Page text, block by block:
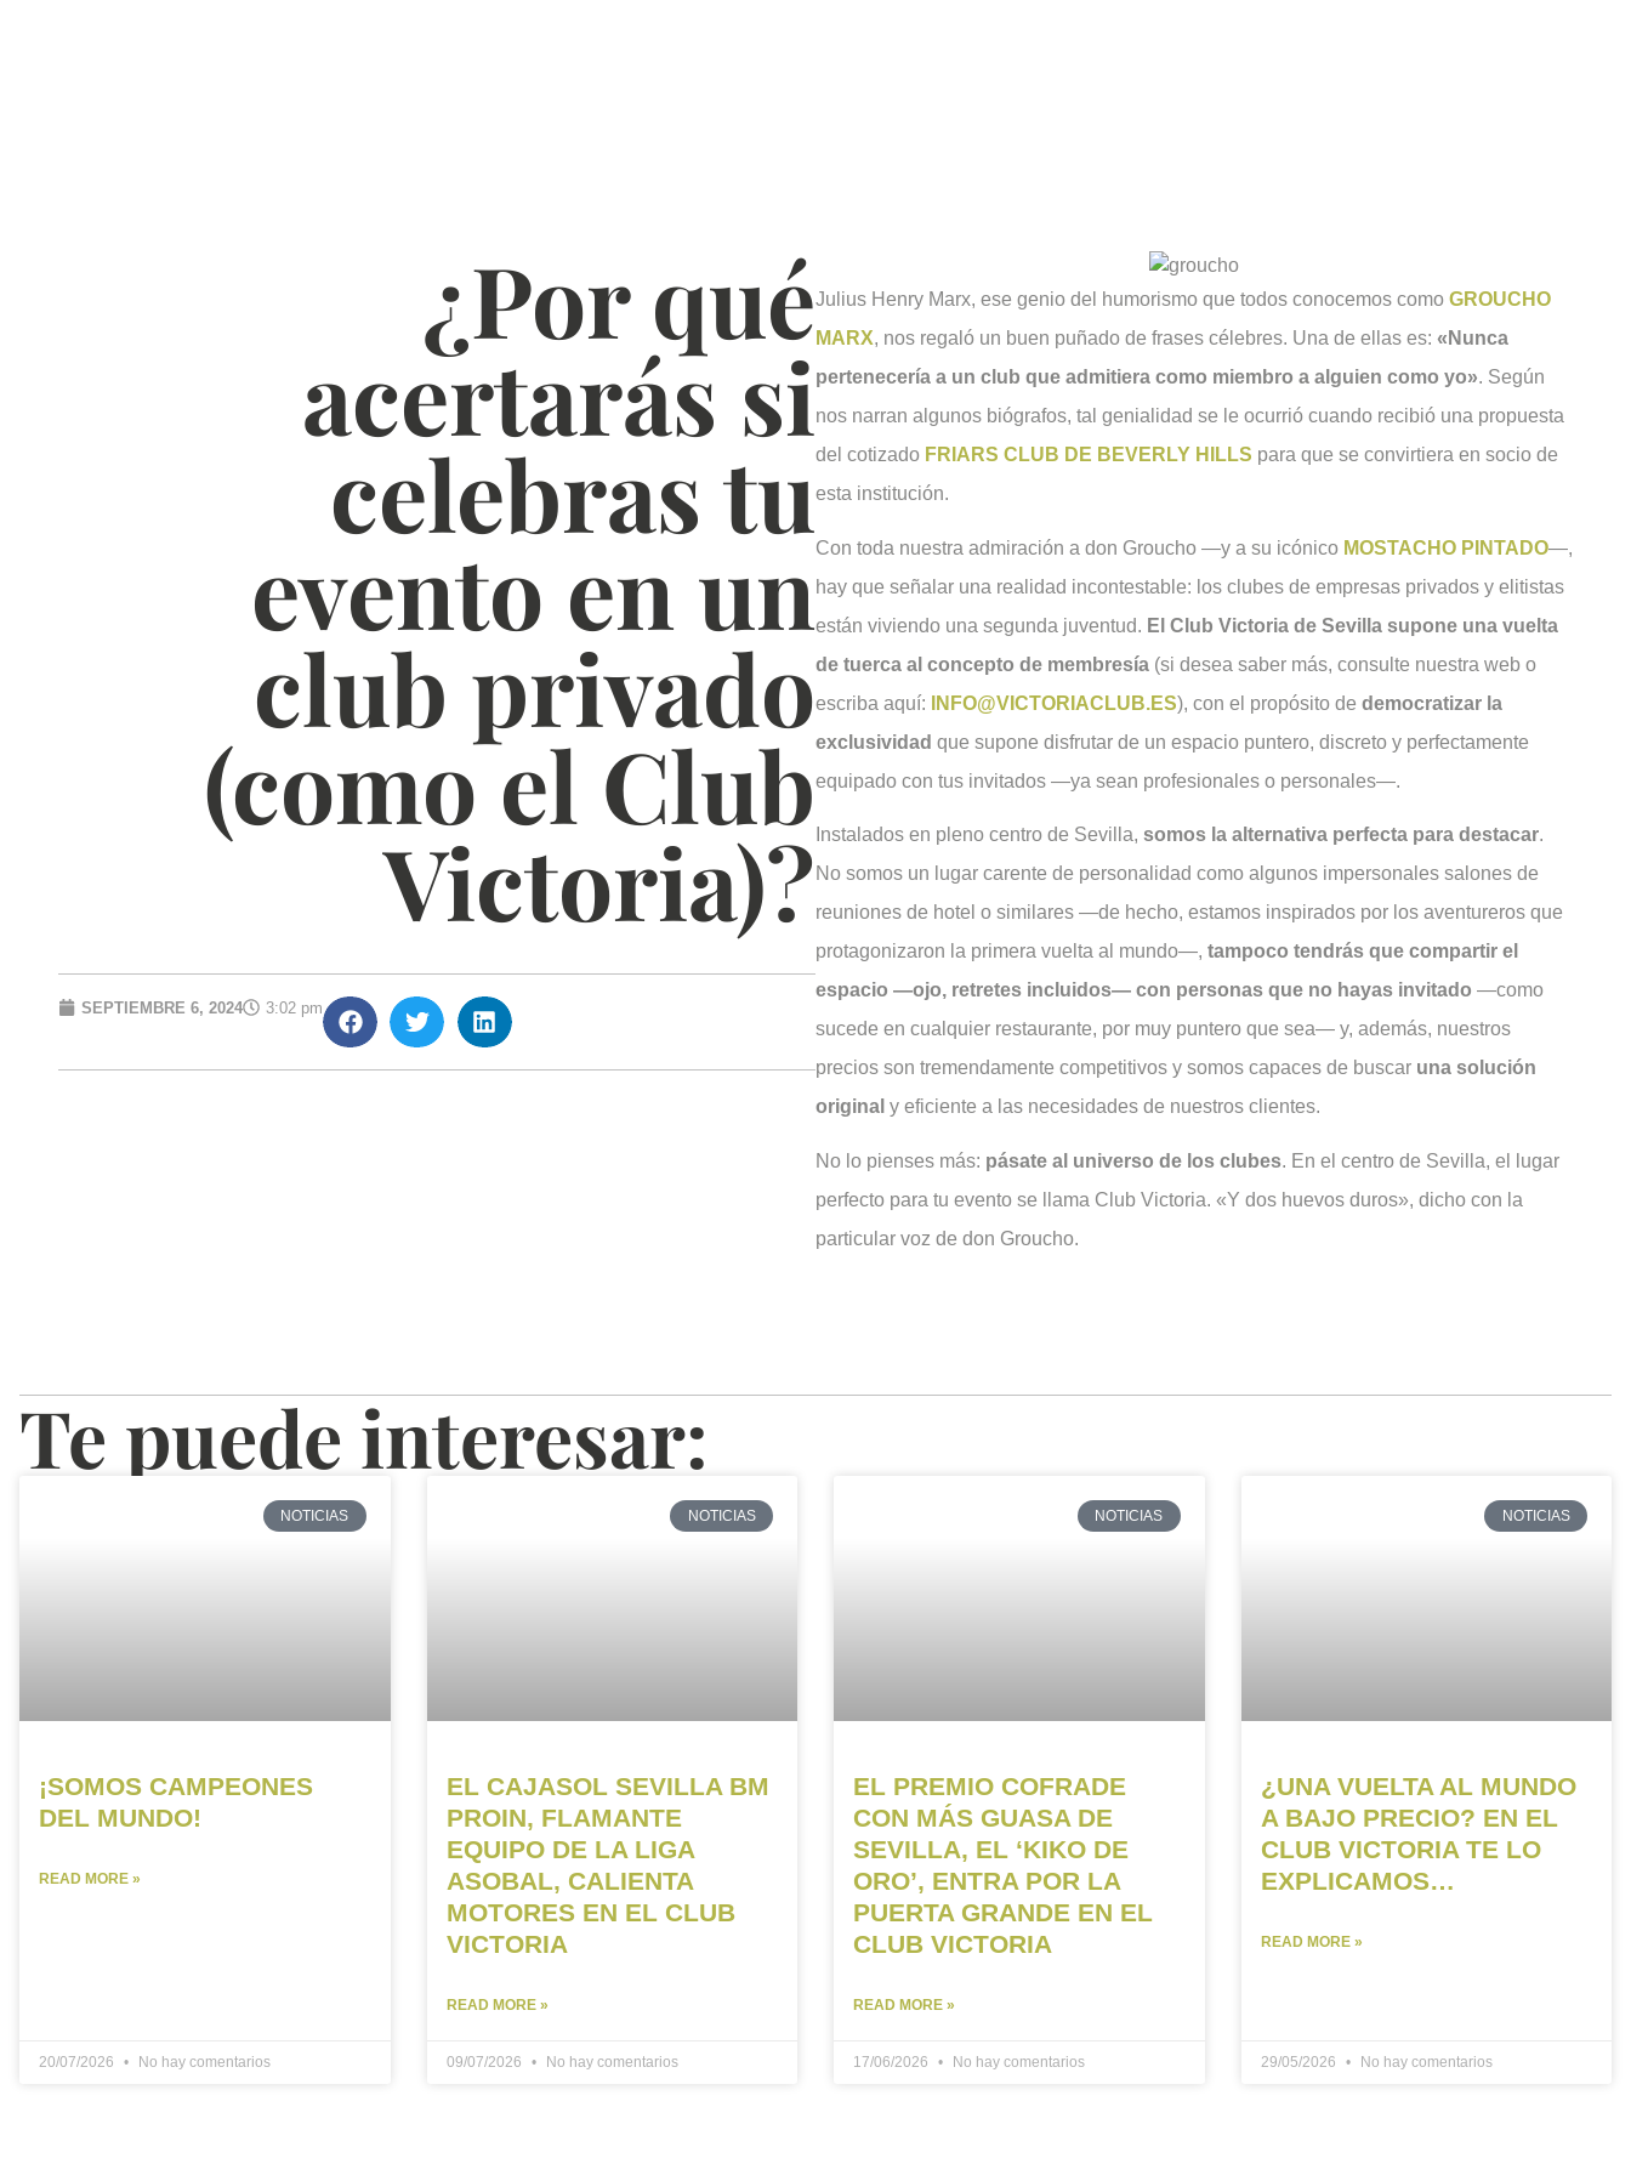
¿Por qué
acertarás si
celebras tu
evento en un
club privado
(como el Club
Victoria)?
SEPTIEMBRE 6, 2024 3:02 pm
Julius Henry Marx, ese genio del humorismo que todos conocemos como GROUCHO
MARX, nos regaló un buen puñado de frases célebres. Una de ellas es: «Nunca
pertenecería a un club que admitiera como miembro a alguien como yo». Según
nos narran algunos biógrafos, tal genialidad se le ocurrió cuando recibió una propuesta
del cotizado FRIARS CLUB DE BEVERLY HILLS para que se convirtiera en socio de
esta institución.
Con toda nuestra admiración a don Groucho —y a su icónico MOSTACHO PINTADO—,
hay que señalar una realidad incontestable: los clubes de empresas privados y elitistas
están viviendo una segunda juventud. El Club Victoria de Sevilla supone una vuelta
de tuerca al concepto de membresía (si desea saber más, consulte nuestra web o
escriba aquí:
INFO@VICTORIACLUB.ES), con el propósito de democratizar la
exclusividad que supone disfrutar de un espacio puntero, discreto y perfectamente
equipado con tus invitados —ya sean profesionales o personales—.
Instalados en pleno centro de Sevilla, somos la alternativa perfecta para destacar.
No somos un lugar carente de personalidad como algunos impersonales salones de
reuniones de hotel o similares —de hecho, estamos inspirados por los aventureros que
protagonizaron la primera vuelta al mundo—, tampoco tendrás que compartir el
espacio —ojo, retretes incluidos— con personas que no hayas invitado —como
sucede en cualquier restaurante, por muy puntero que sea— y, además, nuestros
precios son tremendamente competitivos y somos capaces de buscar una solución
original y eficiente a las necesidades de nuestros clientes.
No lo pienses más: pásate al universo de los clubes. En el centro de Sevilla, el lugar
perfecto para tu evento se llama Club Victoria. «Y dos huevos duros», dicho con la
particular voz de don Groucho.
Te puede interesar:
NOTICIAS
¡SOMOS CAMPEONES
DEL MUNDO!
READ MORE »
20/07/2026 No hay comentarios
NOTICIAS
EL CAJASOL SEVILLA BM
PROIN, FLAMANTE
EQUIPO DE LA LIGA
ASOBAL, CALIENTA
MOTORES EN EL CLUB
VICTORIA
READ MORE »
09/07/2026 No hay comentarios
NOTICIAS
EL PREMIO COFRADE
CON MÁS GUASA DE
SEVILLA, EL ‘KIKO DE
ORO’, ENTRA POR LA
PUERTA GRANDE EN EL
CLUB VICTORIA
READ MORE »
17/06/2026 No hay comentarios
NOTICIAS
¿UNA VUELTA AL MUNDO
A BAJO PRECIO? EN EL
CLUB VICTORIA TE LO
EXPLICAMOS…
READ MORE »
29/05/2026 No hay comentarios